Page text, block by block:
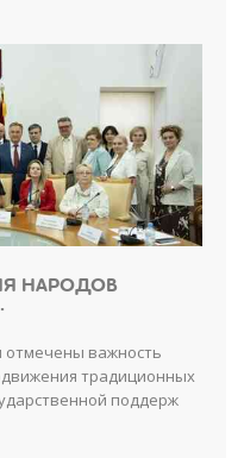
НАРОДОВ
отмечены важность
традиционных
поддерж